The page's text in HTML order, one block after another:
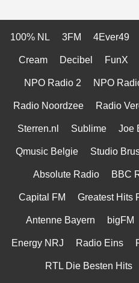
100% NL 3FM 4Ever49
Cream Decibel FunX
NPO Radio 2 NPO
Radio Noordzee Radio
Sterren.nl Sublime Joe
Qmusic Belgie Studio
Absolute Radio BBC
Capital FM Greatest Hits
Antenne Bayern bigFM
Energy NRJ Radio Eins
RTL Die Besten Hits